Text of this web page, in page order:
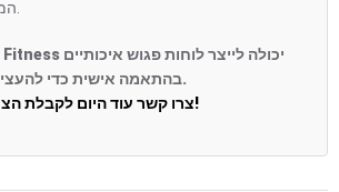
בהתאמה אישית כדי להעצים את המותג שלכם.
צרו קשר עוד היום לקבלת הצעת מחיר ללא עלות!